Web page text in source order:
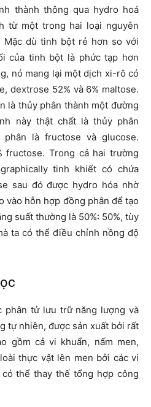
thành thông qua hydro hoá
từ một trong hai loại nguyên
dù tinh bột rẻ hơn so với
của tinh bột là phức tạp hơn
nó mang lại một dịch xi-rô có
dextrose 52% và 6% maltose.
là thủy phân thành một đường
này thật chất là thủy phân
là fructose và glucose.
fructose. Trong cả hai trường
tinh khiết có chứa
sau đó được hydro hóa nhờ
vào hỗn hợp đồng phân để tạo
suất thường là 50%: 50%, tùy
ta có thể điều chỉnh nồng độ
phân tử lưu trữ năng lượng và
tự nhiên, được sản xuất bởi rất
gồm cả vi khuẩn, nấm men,
thực vật lên men bởi các vi
thể thay thế tổng hợp công